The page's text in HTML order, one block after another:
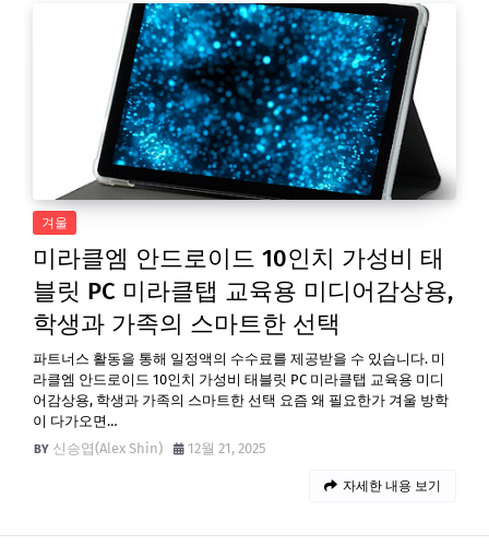
겨울
미라클엠 안드로이드 10인치 가성비 태
블릿 PC 미라클탭 교육용 미디어감상용,
학생과 가족의 스마트한 선택
파트너스 활동을 통해 일정액의 수수료를 제공받을 수 있습니다. 미
라클엠 안드로이드 10인치 가성비 태블릿 PC 미라클탭 교육용 미디
어감상용, 학생과 가족의 스마트한 선택 요즘 왜 필요한가 겨울 방학
이 다가오면…
신승엽(Alex Shin)
12월 21, 2025
자세한 내용 보기